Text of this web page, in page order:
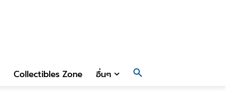
Collectibles Zone อื่นๆ